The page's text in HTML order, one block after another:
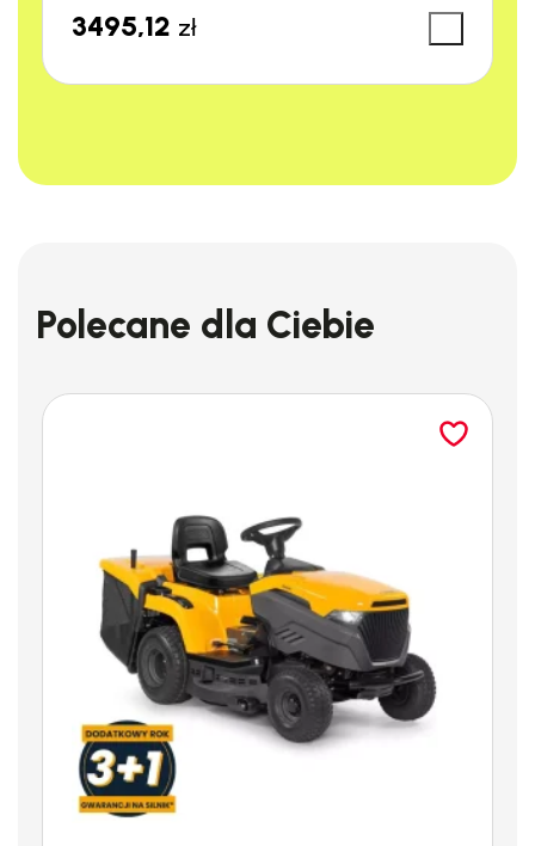
Specyfikacja techniczna
Napięcie
znamionowe
230 V
Pobór mocy 0,5 kW
Ciężar:
3495,12 zł
Polecane dla Ciebie